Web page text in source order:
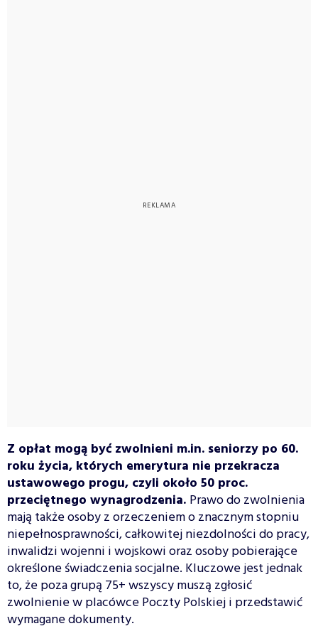
Z opłat mogą być zwolnieni m.in. seniorzy po 60.
roku życia, których emerytura nie przekracza
ustawowego progu, czyli około 50 proc.
przeciętnego wynagrodzenia. Prawo do zwolnienia
mają także osoby z orzeczeniem o znacznym stopniu
niepełnosprawności, całkowitej niezdolności do pracy,
inwalidzi wojenni i wojskowi oraz osoby pobierające
określone świadczenia socjalne. Kluczowe jest jednak
to, że poza grupą 75+ wszyscy muszą zgłosić
zwolnienie w placówce Poczty Polskiej i przedstawić
wymagane dokumenty.